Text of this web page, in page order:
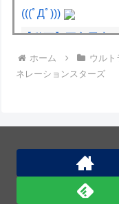
(((ﾟДﾟ)))
【動画】両方馬鹿
突したドラレコが
Anduril社が自律型
コンセプトで衝撃
中国外務省、広島
核被害者の立場を
ホーム ウルト
ネレーションスターズ